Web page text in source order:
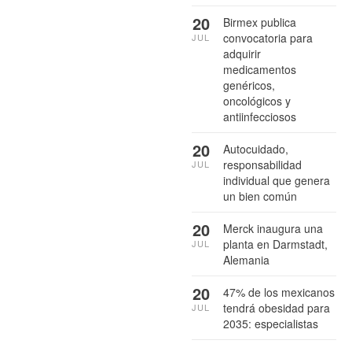
Birmex publica
convocatoria para
adquirir
medicamentos
genéricos,
oncológicos y
antiinfecciosos
20
JUL
Autocuidado,
responsabilidad
individual que genera
un bien común
20
JUL
Merck inaugura una
planta en Darmstadt,
Alemania
20
JUL
47% de los mexicanos
tendrá obesidad para
2035: especialistas
20
JUL